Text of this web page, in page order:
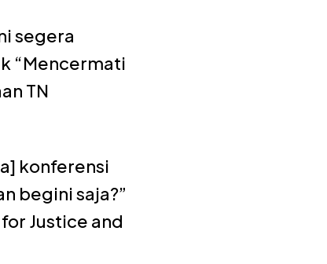
segera
“Mencermati
TN
konferensi
begini saja?”
Justice and